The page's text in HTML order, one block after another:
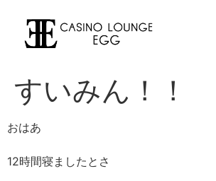
すいみん！！
おはあ
12時間寝ましたとさ